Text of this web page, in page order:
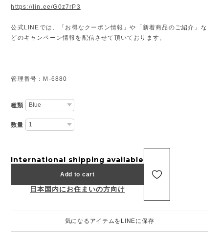
https://lin.ee/G0z7rP3
公式LINEでは、「お得なクーポン情報」や「新着商品のご紹介」な
どのキャンペーン情報を配信させて頂いております。
管理番号：M-6880
種類
数量
International shipping available
Add to cart
日本国内にお住まいの方向け
気になるアイテムをLINEに保存